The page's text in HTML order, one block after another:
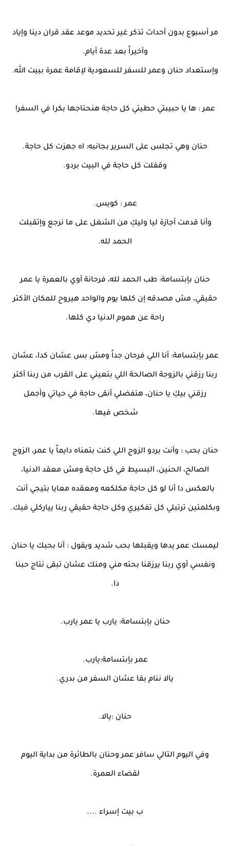
مر أسبوع بدون أحداث تذكر غير تحديد موعد عقد قران دينا وإياد
وأخيراً بعد عدة أيام.
وإستعداد حنان وعمر للسفر للسعودية لإقامة عمرة ببيت الله.
عمر : ها يا حبيبتي حطيتي كل حاجة هنحتاجها بكرا في السفر!
حنان وهي تجلس على السرير بجانبه: اه جهزت كل حاجة.
وقفلت كل حاجة في البيت بردو.
عمر : كويس.
وأنا قدمت أجازة ليا وليكِ من الشغل على ما نرجع وإتقبلت
الحمد لله.
حنان بإبتسامة: طب الحمد لله، فرحانة أوي بالعمرة يا عمر
حقيقي، مش مصدقه إن كلها يوم والواحد هيروح للمكان الأكتر
راحة عن هموم الدنيا دي كلها.
عمر بإبتسامة: أنا اللي فرحان جداً ومش بس عشان كدا، عشان
ربنا رزقني بالزوجة الصالحة اللي بتعيني على القرب من ربنا أكتر
رزقني بيكِ يا حنان، هتفضلي أنقى حاجة في حياتي وأجمل
شخص فيها.
حنان بحب : وأنت بردو الزوج اللي كنت بتمناه دايماً يا عمر، الزوج
الصالح، الحنين، البسيط في كل حاجة ومش معقد الدنيا،
بالعكس دا أنا لو كل حاجة مكلكعه ومعقده معايا بتيجي أنت
وبكلمتين ترتبلي كل تفكيري وكل حاجة حقيقي ربنا يياركلي فيك.
ليمسك عمر يدها ويقبلها بحب شديد ويقول : أنا بحبك يا حنان
ونفسي أوي ربنا يرزقنا بحته مني ومنك عشان تبقى نتاج حبنا
دا.
حنان بإبتسامة: يارب يا عمر يارب.
عمر بإبتسامة:يارب.
يالا ننام بقا عشان السفر من بدري.
حنان :يالا.
وفي اليوم التالي سافر عمر وحنان بالطائرة من بداية اليوم
لقضاء العمرة.
ب بيت إسراء ....